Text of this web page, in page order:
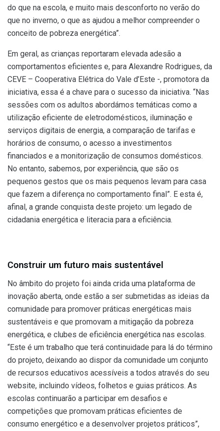
do que na escola, e muito mais desconforto no verão do
que no inverno, o que as ajudou a melhor compreender o
conceito de pobreza energética​”.
Em geral, as crianças reportaram elevada adesão a
comportamentos eficientes ​e, para Alexandre Rodrigues, da
CEVE – Cooperativa Elétrica do Vale d’Este -, promotora da
iniciativa, essa é a chave para o sucesso da iniciativa. “Nas
sessões com os adultos abordámos temáticas como a
utilização eficiente de eletrodomésticos, iluminação e
serviços digitais de energia, a comparação de tarifas e
horários de consumo, o acesso a investimentos
financiados e a monitorização de consumos domésticos.
No entanto, sabemos, por experiência, que são os
pequenos gestos que os mais pequenos levam para casa
que fazem a diferença no comportamento final”. E esta é,
afinal, a grande conquista deste projeto: um legado de
cidadania energética e literacia para a eficiência.
Construir um futuro mais sustentável
No âmbito do projeto foi ainda crida uma plataforma de
inovação aberta, onde estão a ser submetidas as ideias da
comunidade para promover práticas energéticas mais
sustentáveis e que promovam a mitigação da pobreza
energética, e clubes de eficiência energética nas escolas.
“Este é um trabalho que terá continuidade para lá do término
do projeto, deixando ao dispor da comunidade um conjunto
de recursos educativos acessíveis a todos através do seu
website, incluindo vídeos, folhetos e guias práticos. As
escolas continuarão a participar em desafios e
competições que promovam práticas eficientes de
consumo energético e a desenvolver projetos práticos”,